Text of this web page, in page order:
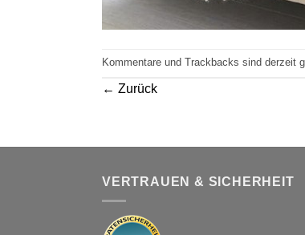
Kommentare und Trackbacks sind derzeit
← Zurück
VERTRAUEN & SICHERHEIT